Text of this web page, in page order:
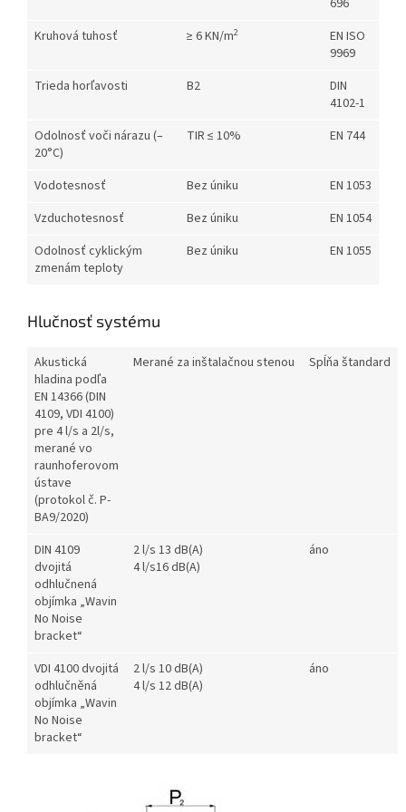
696
Kruhová tuhosť
≥ 6 KN/m2
EN ISO
9969
Trieda horľavosti
B2
DIN
4102-1
Odolnosť voči nárazu (–
20°C)
TIR ≤ 10% EN 744
Vodotesnosť Bez úniku
EN 1053
Vzduchotesnosť
Bez úniku
EN 1054
Odolnosť cyklickým
zmenám teploty
Bez úniku EN 1055
Hlučnosť systému
Akustická
hladina podľa
EN 14366 (DIN
4109, VDI 4100)
pre 4 l/s a 2l/s,
merané vo
raunhoferovom
ústave
(protokol č. P-
BA9/2020)
Merané za inštalačnou stenou Spĺňa štandard
DIN 4109
dvojitá
odhlučnená
objímka „Wavin
No Noise
bracket“
2 l/s 13 dB(A)
4 l/s16 dB(A)
áno
VDI 4100 dvojitá
odhlučněná
objímka „Wavin
No Noise
bracket“
2 l/s 10 dB(A)
4 l/s 12 dB(A)
áno